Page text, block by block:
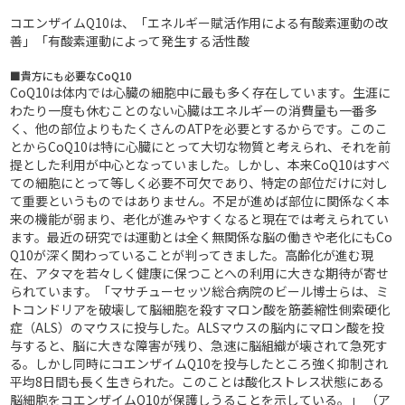
コエンザイムQ10は、「エネルギー賦活作用による有酸素運動の改
善」「有酸素運動によって発生する活性酸
■貴方にも必要なCoQ10
CoQ10は体内では心臓の細胞中に最も多く存在しています。生涯に
わたり一度も休むことのない心臓はエネルギーの消費量も一番多
く、他の部位よりもたくさんのATPを必要とするからです。このこ
とからCoQ10は特に心臓にとって大切な物質と考えられ、それを前
提とした利用が中心となっていました。しかし、本来CoQ10はすべ
ての細胞にとって等しく必要不可欠であり、特定の部位だけに対し
て重要というものではありません。不足が進めば部位に関係なく本
来の機能が弱まり、老化が進みやすくなると現在では考えられてい
ます。最近の研究では運動とは全く無関係な脳の働きや老化にもCo
Q10が深く関わっていることが判ってきました。高齢化が進む現
在、アタマを若々しく健康に保つことへの利用に大きな期待が寄せ
られています。「マサチューセッツ総合病院のビール博士らは、ミ
トコンドリアを破壊して脳細胞を殺すマロン酸を筋萎縮性側索硬化
症（ALS）のマウスに投与した。ALSマウスの脳内にマロン酸を投
与すると、脳に大きな障害が残り、急速に脳組織が壊されて急死す
る。しかし同時にコエンザイムQ10を投与したところ強く抑制され
平均8日間も長く生きられた。このことは酸化ストレス状態にある
脳細胞をコエンザイムQ10が保護しうることを示している。」 （ア